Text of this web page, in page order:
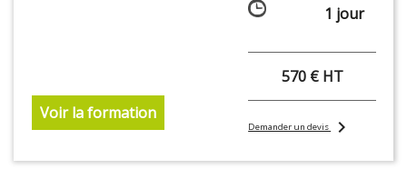
Voir la formation
1 jour
570 € HT
Demander un devischevron_right